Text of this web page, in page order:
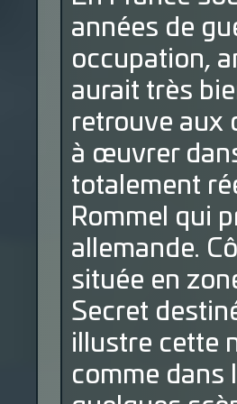
années de
occupation,
aurait très
retrouve aux
à œuvrer
totalement
Rommel qui
allemande.
située en
Secret
illustre cette
comme